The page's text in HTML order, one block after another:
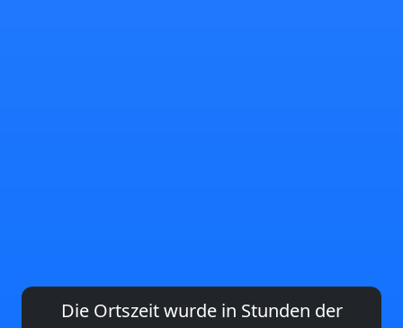
Die Ortszeit wurde in Stunden der